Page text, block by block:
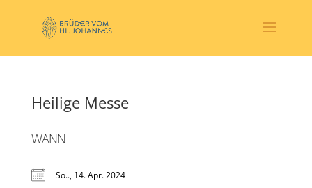
Heilige Messe
WANN
So.., 14. Apr. 2024